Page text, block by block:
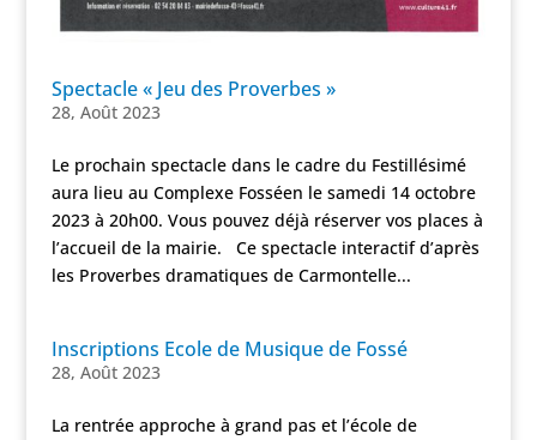
Spectacle « Jeu des Proverbes »
28, Août 2023
Le prochain spectacle dans le cadre du Festillésimé
aura lieu au Complexe Fosséen le samedi 14 octobre
2023 à 20h00. Vous pouvez déjà réserver vos places à
l’accueil de la mairie. Ce spectacle interactif d’après
les Proverbes dramatiques de Carmontelle...
Inscriptions Ecole de Musique de Fossé
28, Août 2023
La rentrée approche à grand pas et l’école de